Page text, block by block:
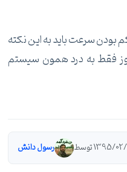
سرعت باید به این نکته
به درد همون سیستم
رسول دانش